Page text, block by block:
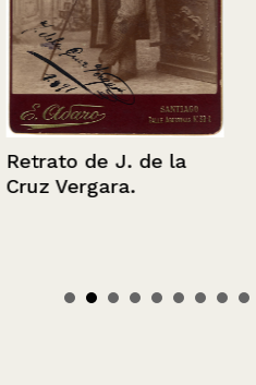
Retrato de J. de la
Cruz Vergara.